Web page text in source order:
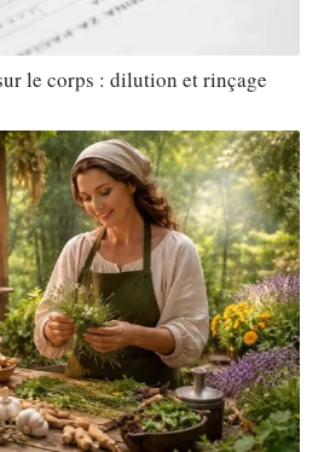
le corps : dilution et rinçage